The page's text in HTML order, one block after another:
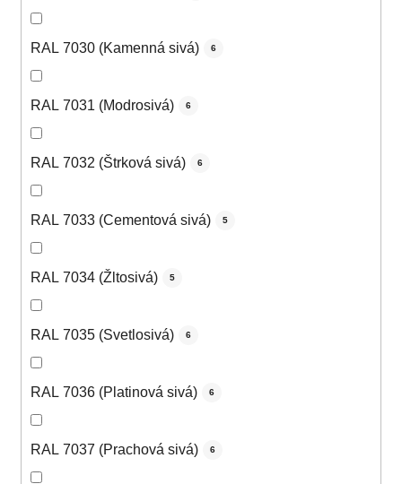
RAL 7030 (Kamenná sivá) 6
RAL 7031 (Modrosivá) 6
RAL 7032 (Štrková sivá) 6
RAL 7033 (Cementová sivá) 5
RAL 7034 (Žltosivá) 5
RAL 7035 (Svetlosivá) 6
RAL 7036 (Platinová sivá) 6
RAL 7037 (Prachová sivá) 6